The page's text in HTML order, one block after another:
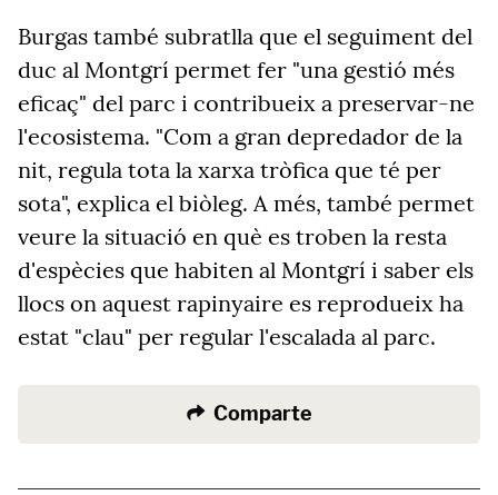
Burgas també subratlla que el seguiment del
duc al Montgrí permet fer "una gestió més
eficaç" del parc i contribueix a preservar-ne
l'ecosistema. "Com a gran depredador de la
nit, regula tota la xarxa tròfica que té per
sota", explica el biòleg. A més, també permet
veure la situació en què es troben la resta
d'espècies que habiten al Montgrí i saber els
llocs on aquest rapinyaire es reprodueix ha
estat "clau" per regular l'escalada al parc.
Comparte